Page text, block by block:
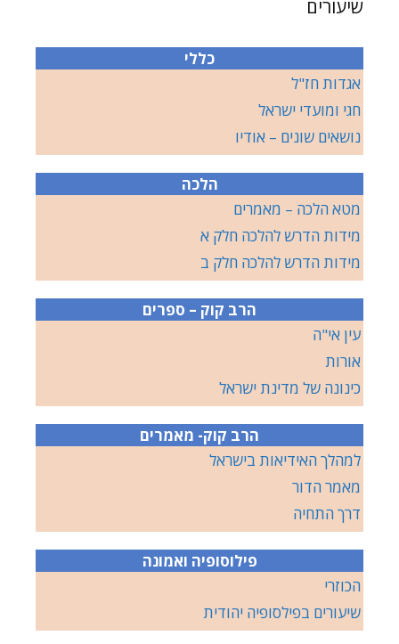
שיעורים
כללי
אגדות חז"ל
חגי ומועדי ישראל
נושאים שונים – אודיו
הלכה
מטא הלכה – מאמרים
מידות הדרש להלכה חלק א
מידות הדרש להלכה חלק ב
הרב קוק – ספרים
עין אי"ה
אורות
כינונה של מדינת ישראל
הרב קוק- מאמרים
למהלך האידיאות בישראל
מאמר הדור
דרך התחיה
פילוסופיה ואמונה
הכוזרי
שיעורים בפילסופיה יהודית